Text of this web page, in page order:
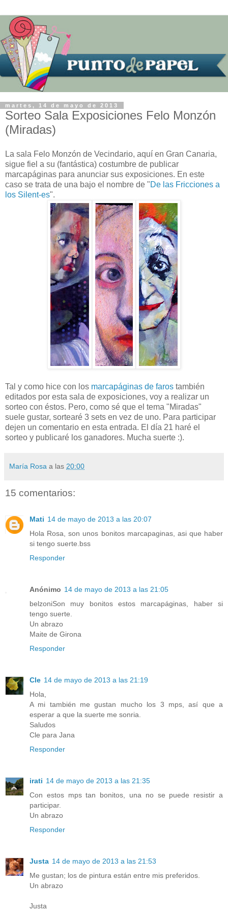
martes, 14 de mayo de 2013
Sorteo Sala Exposiciones Felo Monzón
(Miradas)
La sala Felo Monzón de Vecindario, aquí en Gran Canaria,
sigue fiel a su (fantástica) costumbre de publicar
marcapáginas para anunciar sus exposiciones. En este
caso se trata de una bajo el nombre de "De las Fricciones a
los Silent-es".
Tal y como hice con los marcapáginas de faros también
editados por esta sala de exposiciones, voy a realizar un
sorteo con éstos. Pero, como sé que el tema "Miradas"
suele gustar, sortearé 3 sets en vez de uno. Para participar
dejen un comentario en esta entrada. El día 21 haré el
sorteo y publicaré los ganadores. Mucha suerte :).
María Rosa a las 20:00
15 comentarios:
Mati 14 de mayo de 2013 a las 20:07
Hola Rosa, son unos bonitos marcapaginas, asi que haber
si tengo suerte.bss
Responder
Anónimo 14 de mayo de 2013 a las 21:05
belzoniSon muy bonitos estos marcapáginas, haber si
tengo suerte.
Un abrazo
Maite de Girona
Responder
Cle 14 de mayo de 2013 a las 21:19
Hola,
A mi también me gustan mucho los 3 mps, así que a
esperar a que la suerte me sonria.
Saludos
Cle para Jana
Responder
irati 14 de mayo de 2013 a las 21:35
Con estos mps tan bonitos, una no se puede resistir a
participar.
Un abrazo
Responder
Justa 14 de mayo de 2013 a las 21:53
Me gustan; los de pintura están entre mis preferidos.
Un abrazo
Justa